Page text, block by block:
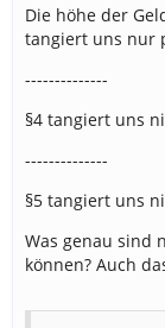
Die höhe der
tangiert uns nur
--------------
§4 tangiert uns
--------------
§5 tangiert uns
Was genau sind
können? Auch